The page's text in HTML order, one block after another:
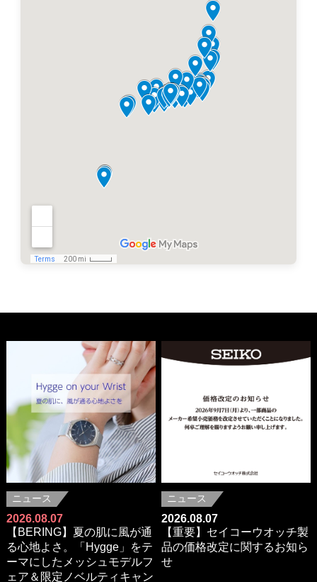
ニュース
2026.08.07
【BERING】夏の肌に風が通
る心地よさ。「Hygge」をテ
ーマにしたメッシュモデルフ
ェア＆限定ノベルティキャン
ニュース
2026.08.07
【重要】セイコーウオッチ製
品の価格改定に関するお知ら
せ